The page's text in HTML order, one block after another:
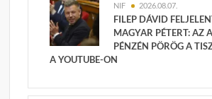
NIF 2026.08.07.
FILEP DÁVID
MAGYAR PÉTERT: AZ
PÉNZÉN PÖRÖG A
A YOUTUBE-ON